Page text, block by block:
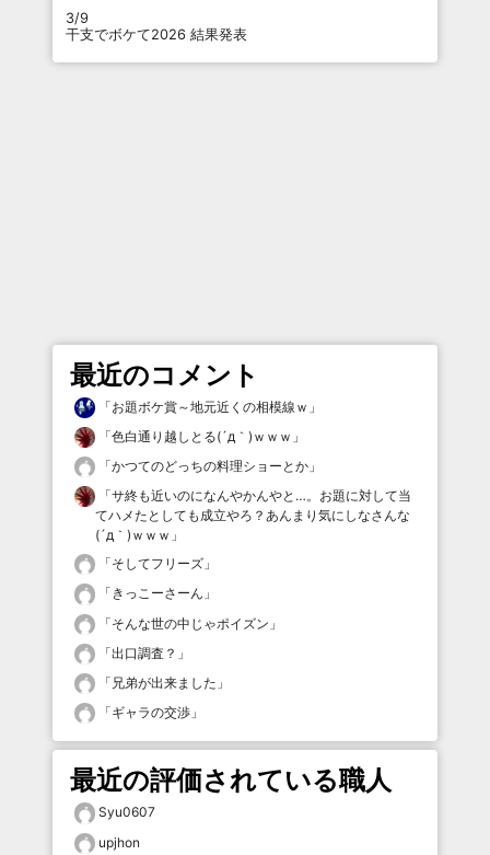
3/9
干支でボケて2026 結果発表
最近のコメント
「お題ボケ賞～地元近くの相模線ｗ 」
「色白通り越しとる(´д｀)ｗｗｗ 」
「かつてのどっちの料理ショーとか 」
「サ終も近いのになんやかんやと…。お題に対して当
てハメたとしても成立やろ？あんまり気にしなさんな
(´д｀)ｗｗｗ 」
「そしてフリーズ 」
「 きっこーさーん 」
「そんな世の中じゃポイズン 」
「出口調査？ 」
「 兄弟が出来ました 」
「ギャラの交渉 」
最近の評価されている職人
Syu0607
upjhon